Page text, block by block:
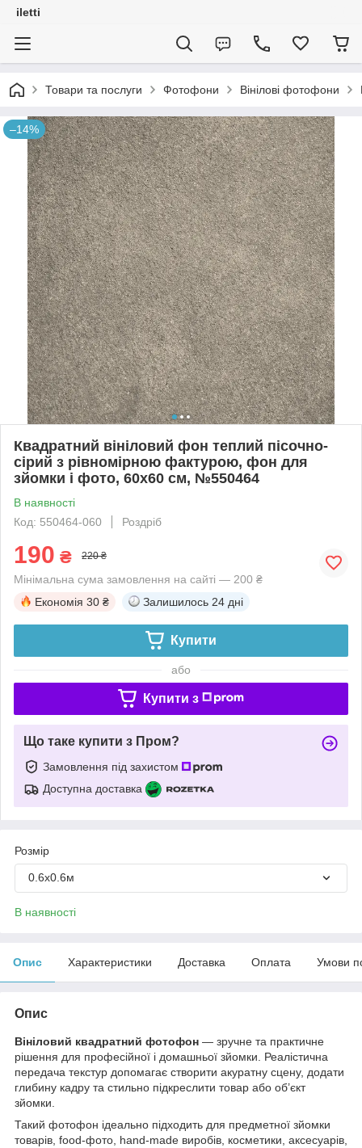
iletti
Товари та послуги Фотофони Вінілові фотофони
–14%
Квадратний вініловий фон теплий пісочно-
сірий з рівномірною фактурою, фон для
зйомки і фото, 60x60 см, №550464
В наявності
Код: 550464-060
Роздріб
190 ₴ 220 ₴
Мінімальна сума замовлення на сайті — 200 ₴
Економія 30 ₴ Залишилось 24 дні
Купити
або
Купити з
Що таке купити з Пром?
Замовлення під захистом
Доступна доставка
Розмір
0.6х0.6м
В наявності
Опис Характеристики Доставка Оплата Умови
Опис
Вініловий квадратний фотофон — зручне та практичне
рішення для професійної і домашньої зйомки. Реалістична
передача текстур допомагає створити акуратну сцену, додати
глибину кадру та стильно підкреслити товар або об’єкт
зйомки.
Такий фотофон ідеально підходить для предметної зйомки
товарів, food-фото, hand-made виробів, косметики, аксесуарів,